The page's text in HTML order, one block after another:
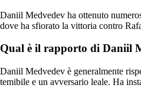
Daniil Medvedev ha ottenuto
dove ha sfiorato la vittoria contro
Qual è il rapporto di Daniil
Daniil Medvedev è generalmente
temibile e un avversario leale. Ha